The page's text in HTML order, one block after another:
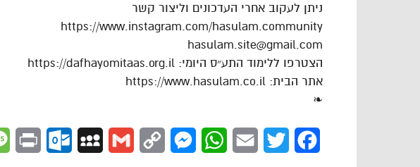
ניתן לעקוב אחרי העדכונים וליצור קשר
https://www.instagram.com/hasulam.community
hasulam.site@gmail.com
הצטרפו ללימוד התע״ס היומי: https://dafhayomitaas.org.il
אתר הבית: https://www.hasulam.co.il
❧
Facebook
Twitter
Email
WhatsApp
Messenger
Copy
Gmail
MySpace